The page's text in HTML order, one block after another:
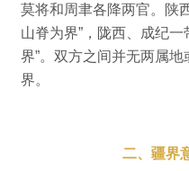
莫将和周聿各降两官。
陕
山脊为界”，陇西、成纪
界”。 双方之间并无两属地
界。
二、疆界